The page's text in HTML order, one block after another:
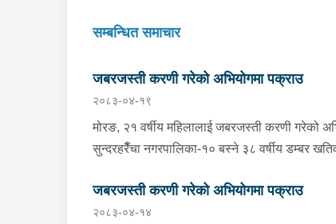
सम्बन्धित समाचार
जबरजस्ती करणी गरेको अभियोगमा पक्राउ
२०८३-०४-१९
मोरङ, २१ वर्षीय महिलालाई जबरजस्ती करणी गरेको
सुन्दरहरैँचा नगरपालिका-१० बस्ने ३८ वर्षीय डम्बर
जबरजस्ती करणी गरेको भन्ने उजुरीको आधारमा इलाका
कार्यालय बेलबारीबाट खटिएको प्रहरीले उनलाई पक्राउ
जबरजस्ती करणी गरेको अभियोगमा पक्राउ
२०८३-०४-१४